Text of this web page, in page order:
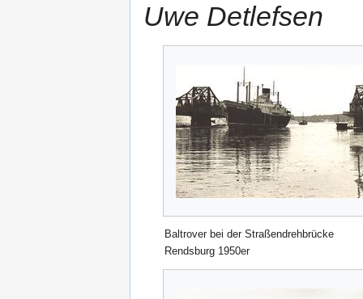
Uwe Detlefsen
Baltrover bei der Straßendrehbrücke
Rendsburg 1950er